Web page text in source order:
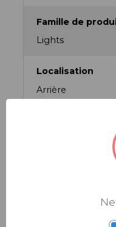
Famille de
Lights
Localisation
Arrière
Modes /
environ 5 heures